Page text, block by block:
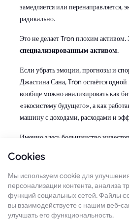
замедляется или перенаправляется,
радикально.
Это не делает Tron плохим активом.
специализированным активом.
Если убрать эмоции, прогнозы и
Джастина Сана, Tron остаётся
вообще можно анализировать как
«экосистему будущего», а как
машину с доходами, расходами и
Именно здесь большинство
платёжную инфраструктуру
Ethereum, а с банковскими
Комиссии сети: почему
больше, чем кажется
Cookies
Мы используем cookie для
персонализации контента, анализа
функций социальных сетей. Файлы
вы взаимодействуете с нашим веб-
улучшать его функциональность.